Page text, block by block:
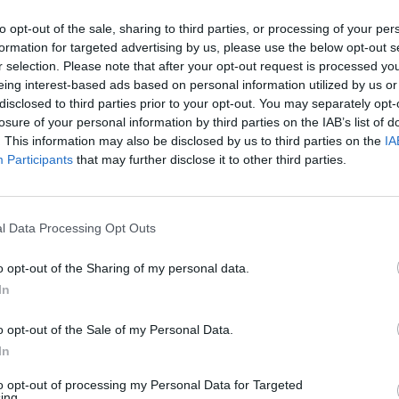
opt-out of the sale, sharing to third parties, or processing of your
for targeted advertising by us, please use the below opt-out
selection. Please note that after your opt-out request is processed
interest-based ads based on personal information utilized by us
to third parties prior to your opt-out. You may separately
of your personal information by third parties on the IAB’s list of
This information may also be disclosed by us to third parties on the
Participants that may further disclose it to other third parties.
Data Processing Opt Outs
opt-out of the Sharing of my personal data.
opt-out of the Sale of my Personal Data.
opt-out of processing my Personal Data for Targeted
után 114 forint/kg környezetvédelmi termékdíjat kell
A napelemekre kivetett új sarc nagy port kavart a
heves tiltakozásukat fejezték ki, de több politikus is
kapcsolatban szerdán a környezetügyért,
felelős államtitkár is megszólalt, aki szerint a
nem gyakorol jelentős hatást. Az államtitkár
a nyilatkozatban erről nem esik szó.
sorra szólalnak meg szakmai szervezetek, kérve annak
Németh Zsolt a Földművelésügyi Minisztérium
felelős államtitkár a kormány.hu oldalon olvasható
termékdíjával kapcsolatban az Országgyűlés...